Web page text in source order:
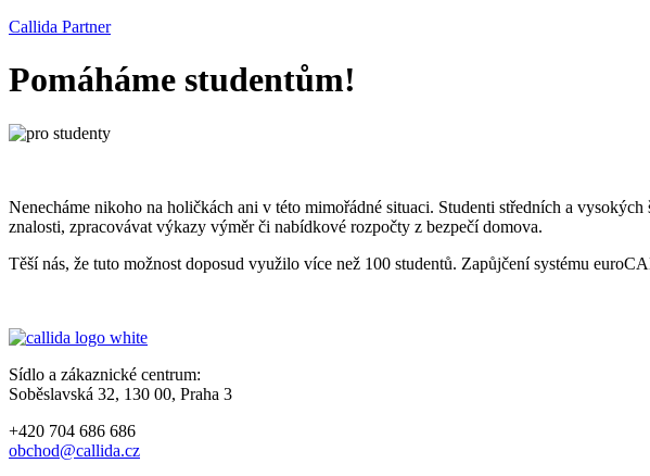
Callida Partner
Pomáháme studentům!
Nenecháme nikoho na holičkách ani v této mimořádné situaci. Studenti středních a
znalosti, zpracovávat výkazy výměr či nabídkové rozpočty z bezpečí domova.
Těší nás, že tuto možnost doposud využilo více než 100 studentů. Zapůjčení systému
Sídlo a zákaznické centrum:
Soběslavská 32, 130 00, Praha 3
+420 704 686 686
obchod@callida.cz